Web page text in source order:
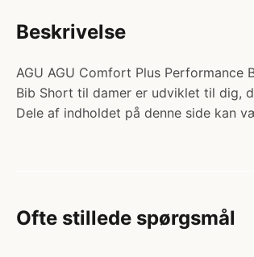
Beskrivelse
AGU AGU Comfort Plus
Bib Short til damer er udviklet til dig,
Dele af indholdet på denne side kan
Ofte stillede spørgsmål